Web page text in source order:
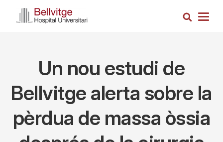
Search
Un nou estudi de
Bellvitge alerta sobre la
pèrdua de massa òssia